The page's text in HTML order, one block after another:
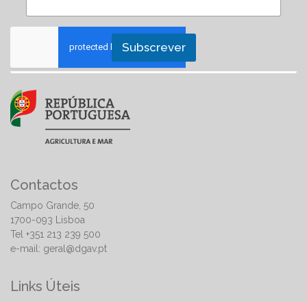
Subscrever
Contactos
Campo Grande, 50
1700-093 Lisboa
Tel +351 213 239 500
e-mail: geral@dgav.pt
Links Úteis